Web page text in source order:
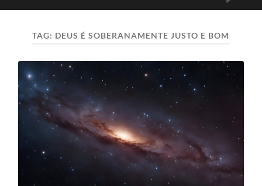
mobile
TAG: DEUS É SOBERANAMENTE JUSTO E BOM